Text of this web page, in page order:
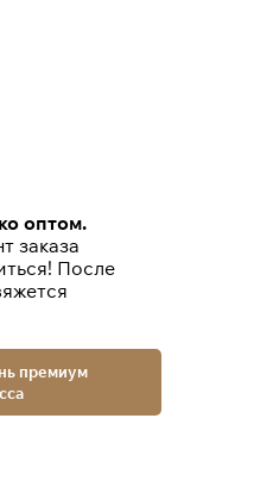
оптом.
заказа
После
премиум